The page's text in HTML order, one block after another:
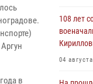
в
108 лет
04